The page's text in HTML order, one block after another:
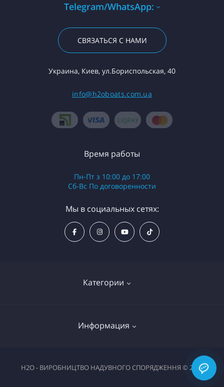
Telegram/WhatsApp:
СВЯЗАТЬСЯ С НАМИ
Украина, Киев, ул.Бориспольская, 40
info@h2oboats.com.ua
Категории
Надувные байдарки (каяки)
Надувные катамараны
Информация
Гид по лодкам и аксессуарам Н2О
Время работы
Пн-Пт з 10:00 до 17:00
Сб-Вс По договоренности
Мы в социальных сетях:
H2O - ВИРОБНИЦТВО НАДУВНОГО СПОРЯДЖЕННЯ © 2026